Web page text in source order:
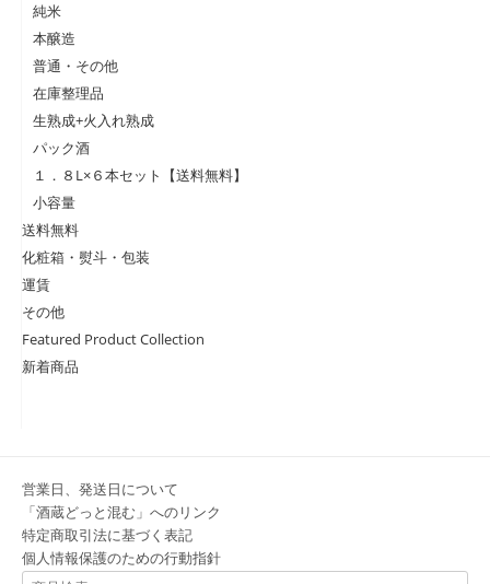
純米
本醸造
普通・その他
在庫整理品
生熟成+火入れ熟成
パック酒
１．８L×６本セット【送料無料】
小容量
送料無料
化粧箱・熨斗・包装
運賃
その他
Featured Product Collection
新着商品
営業日、発送日について
「酒蔵どっと混む」へのリンク
特定商取引法に基づく表記
個人情報保護のための行動指針
検